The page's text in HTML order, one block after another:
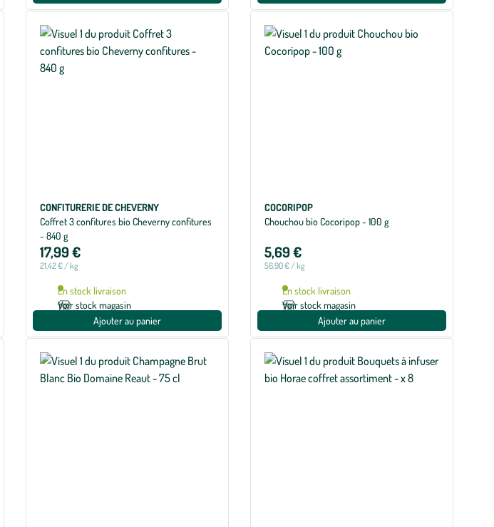
CONFITURERIE DE CHEVERNY
Coffret 3 confitures bio Cheverny confitures
- 840 g
17,99 €
21,42 € / kg
En stock livraison
Voir stock magasin
Ajouter au panier
COCORIPOP
Chouchou bio Cocoripop - 100 g
5,69 €
56,90 € / kg
En stock livraison
Voir stock magasin
Ajouter au panier